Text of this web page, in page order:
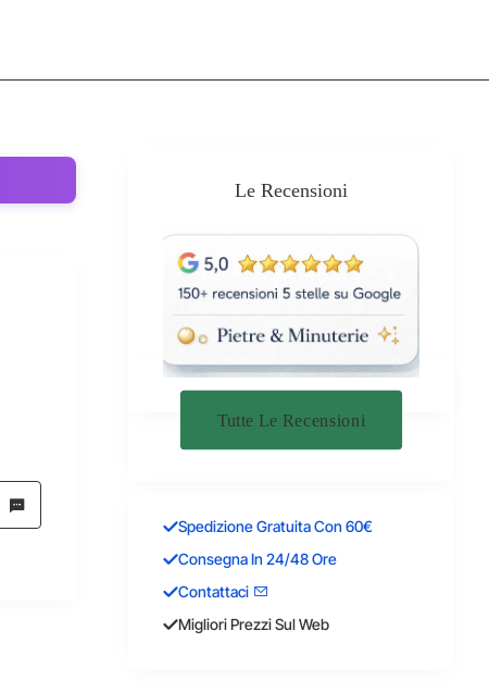
Le Recensioni
Tutte Le Recensioni
Spedizione Gratuita Con 60€
Consegna In 24/48 Ore
Contattaci
Migliori Prezzi Sul Web